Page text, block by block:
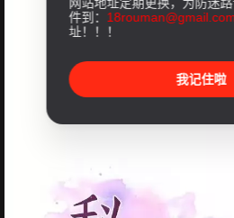
件到：
址！！！
我记住啦